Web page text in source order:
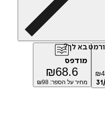
בא לך?
₪
מודפס
₪68.6
מחיר על הספר: ₪98